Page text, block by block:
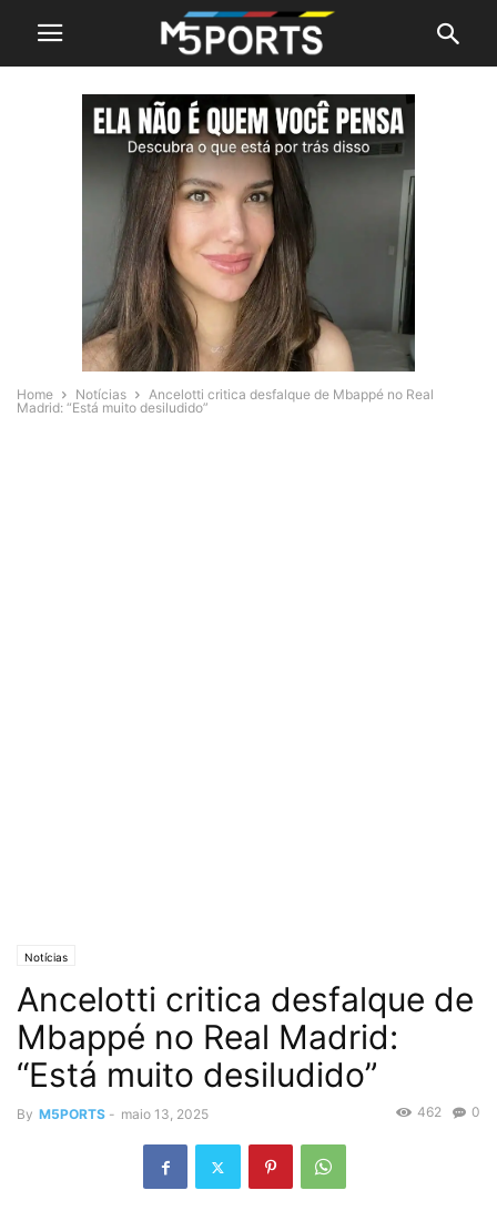
Home Notícias
Ancelotti critica desfalque de Mbappé no Real
Madrid: “Está muito desiludido”
Notícias
Ancelotti critica desfalque de
Mbappé no Real Madrid:
“Está muito desiludido”
By M5PORTS - maio 13, 2025 0
462